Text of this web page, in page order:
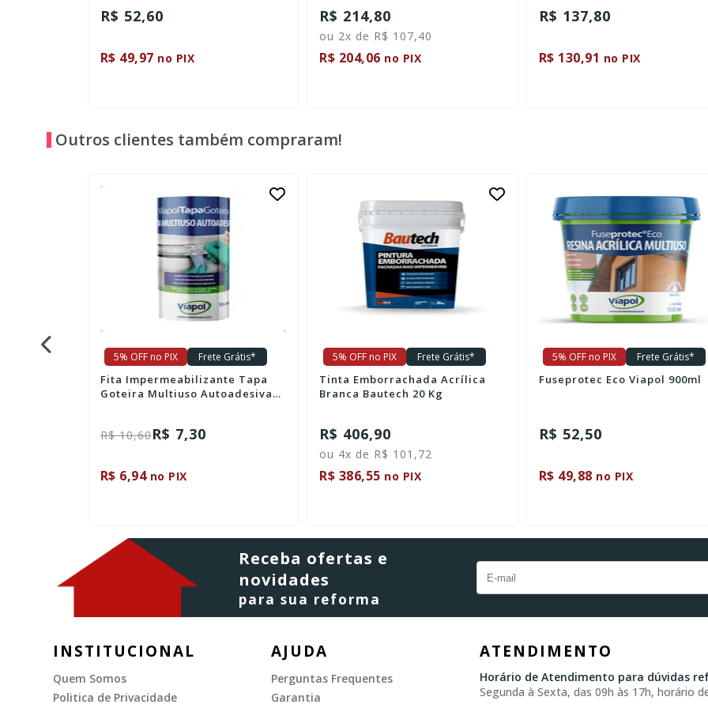
R$ 214,80
R$ 204,06no PIX
R$ 137,80
R$ 130,91 no PIX
R$ 128,70
R$ 122,26 no PIX
Outros clientes também compraram!
5% OFF no PIX Frete Grátis*
Tinta Emborrachada Acrílica
Branca Bautech 20 Kg
R$ 406,90
R$ 386,55no PIX
5% OFF no PIX Frete Grátis*
Fuseprotec Eco Viapol 900ml
R$ 52,50
R$ 49,88 no PIX
5% OFF no PIX Frete Grátis*
Carbolástico Nº2 Preto
R$ 84,70
R$ 80,47no PIX
Receba ofertas e
novidades
para sua reforma
INSTITUCIONAL
Quem Somos
Politica de Privacidade
AJUDA
Perguntas Frequentes
Garantia
ATENDIMENTO
Horário de Atendimento para dúvidas
Segunda à Sexta, das 09h às 17h, horário